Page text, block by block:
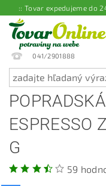
:: Tovar expedujeme do
041/2901888
ESPRESSO
G
59